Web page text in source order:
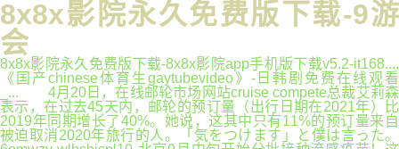
8x8x影院永久免费版下载-9游
会
8x8x影院永久免费版下载-8x8x影院app手机版下载v5.2-it168...,
《国产chinese体育生gaytubevideo》-日韩剧免费在线观看
_... 4月20日，在线邮轮市场网站cruise compete总裁艾莉森
表示，在过去45天内，邮轮的预订量（出行日期在2021年）比
2019年同期增长了40%。她说，这其中只有11%的预订量来自
被迫取消2020年旅行的人。「気をつけます」と僕は言った。